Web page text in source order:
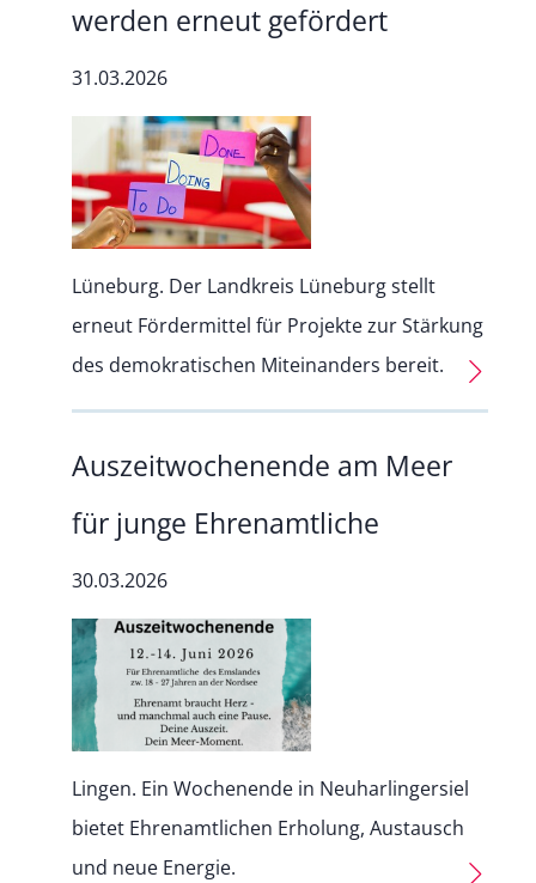
werden erneut gefördert
31.03.2026
Lüneburg. Der Landkreis Lüneburg stellt
erneut Fördermittel für Projekte zur Stärkung
des demokratischen Miteinanders bereit.
Auszeitwochenende am Meer
für junge Ehrenamtliche
30.03.2026
Lingen. Ein Wochenende in Neuharlingersiel
bietet Ehrenamtlichen Erholung, Austausch
und neue Energie.